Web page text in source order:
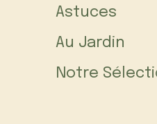
Astuces
Au Jardin
Notre